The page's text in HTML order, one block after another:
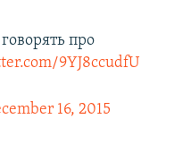
про
9YJ8ccudfU
16, 2015